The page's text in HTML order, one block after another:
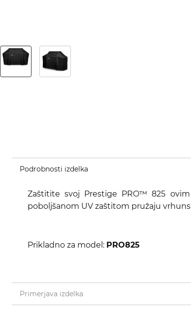
Podrobnosti izdelka
Zaštitite svoj Prestige PRO™ 825
poboljšanom UV zaštitom pružaju
Prikladno za model: PRO825
Primerjava izdelka